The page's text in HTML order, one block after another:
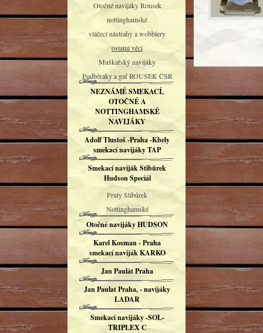
Otočné navijáky Rousek
nottinghamské
vláčecí nástrahy a wobblery
ostatní věci
Muškařský navijáky
Podběráky a gaf ROUSEK ČSR
NEZNÁMÉ SMEKACÍ,
OTOČNÉ A
NOTTINGHAMSKÉ
NAVIJÁKY
Adolf Tlustoš -Praha -Kbely
smekací navijáky TAP
Smekací naviják Stibůrek
Hudson Speciál
Pruty Stibůrek
Nottinghamské
Otočné navijáky HUDSON
Karel Kosman - Praha
smekací naviják KARKO
Jan Paulát Praha
Jan Paulat Praha, - navijáky
LADAR
Smekaci navijáky -SOL-
TRIPLEX C